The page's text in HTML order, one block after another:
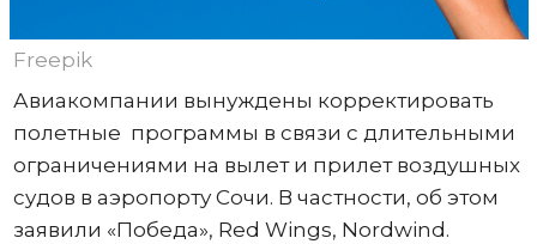
Freepik
Авиакомпании вынуждены корректировать
полетные программы в связи с длительными
ограничениями на вылет и прилет воздушных
судов в аэропорту Сочи. В частности, об этом
заявили «Победа», Red Wings, Nordwind.